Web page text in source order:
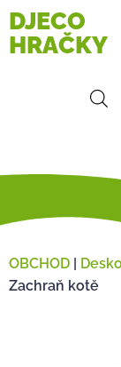
DJECO
HRAČKY
OBCHOD |
Zachraň kotě